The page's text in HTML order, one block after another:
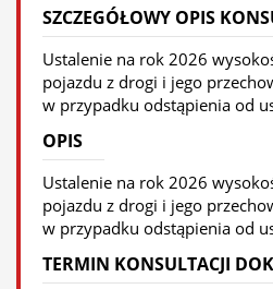
SZCZEGÓŁOWY OPIS
Ustalenie na rok 2026
pojazdu z drogi i jego
w przypadku odstąpienia od
OPIS
Ustalenie na rok 2026
pojazdu z drogi i jego
w przypadku odstąpienia od
TERMIN KONSULTACJI